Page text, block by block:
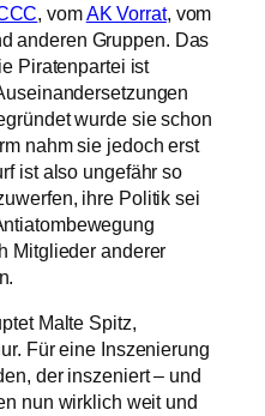
, vomAK Vorrat, vom
anderen Gruppen. Das
Piratenpartei ist
wurde sie schon
nahm sie jedoch erst
ist also ungefähr so
ihre Politik sei
Mitglieder anderer
Malte Spitz,
Für eine Inszenierung
der inszeniert – und
nun wirklich weit und